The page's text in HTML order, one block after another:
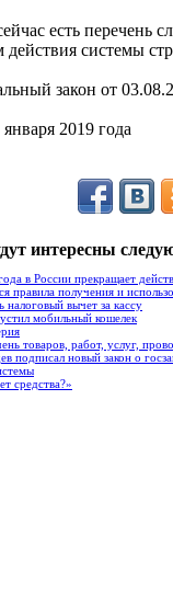
есть перечень
действия системы
закон от
2019 года
интересны
в России прекращает
правила получения и
налоговый вычет за кассу
мобильный кошелек
товаров, работ, услуг,
подписал новый закон о
средства?»